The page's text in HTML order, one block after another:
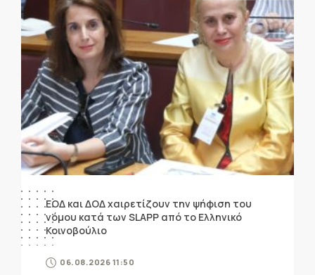
ΕΟΔ και ΔΟΔ χαιρετίζουν την ψήφιση του
νόμου κατά των SLAPP από το Ελληνικό
Κοινοβούλιο
06.08.2026 11:50